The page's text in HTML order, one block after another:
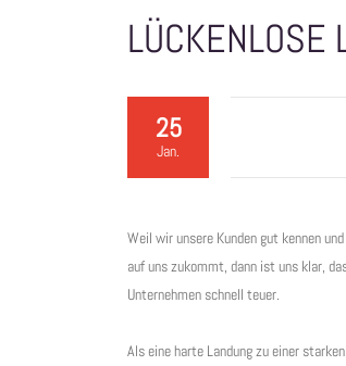
LÜCKENLOSE
25
Jan.
Weil wir unsere Kunden gut kennen
auf uns zukommt, dann ist uns klar,
Unternehmen schnell teuer.
Als eine harte Landung zu einer